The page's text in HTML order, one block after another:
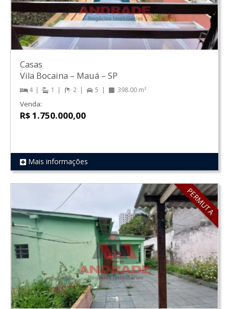
REF 576
Casas
Vila Bocaina – Mauá – SP
4 1 2 5 398.00 m²
Venda:
R$ 1.750.000,00
Mais informações
PERMUTA